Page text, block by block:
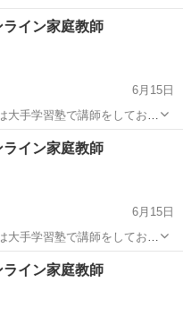
イン家庭教師
6月15日
ったとこ
かった！」 となる指導をし
ライン
イン家庭教師
6月15日
ったとこ
かった！」 となる指導をし
イン家庭教師